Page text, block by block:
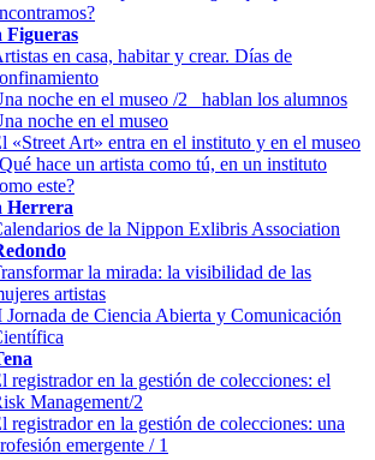
Figueras
en casa, habitar y crear. Días de
noche en el museo /2_ hablan los alumnos
noche en el museo
«Street Art» entra en el instituto y en el museo
hace un artista como tú, en un instituto
este?
Herrera
de la Nippon Exlibris Association
la mirada: la visibilidad de las
artistas
Jornada de Ciencia Abierta y Comunicación
registrador en la gestión de colecciones: el
Management/2
registrador en la gestión de colecciones: una
emergente / 1